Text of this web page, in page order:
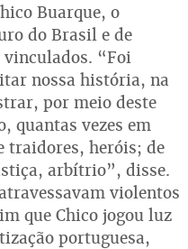
Buarque, o
do Brasil e de
“Foi
nossa história, na
por meio deste
quantas vezes em
traidores, heróis; de
arbítrio”, disse.
violentos
que Chico jogou luz
portuguesa,